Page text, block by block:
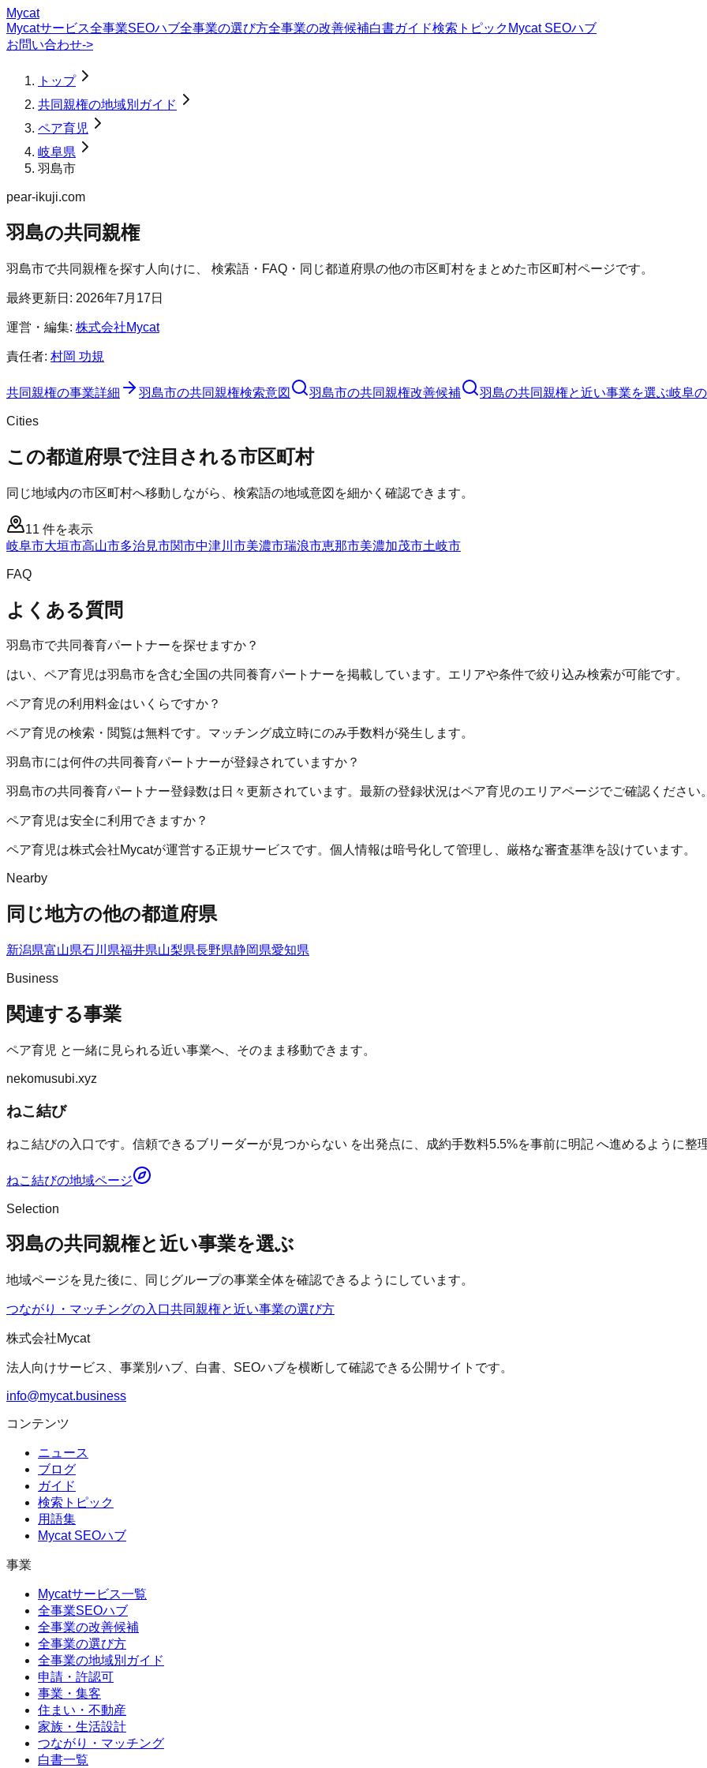
Mycat
Mycatサービス全事業SEOハブ全事業の選び方全事業の改善候補白書ガイド検索トピック Mycat SEOハブ
お問い合わせ->
トップ
共同親権の地域別ガイド
ペア育児
岐阜県
羽島市
pear-ikuji.com
羽島の共同親権
羽島市で共同親権を探す人向けに、 検索語・FAQ・同じ都道府県の他の市区町村をまとめた市区町村ページです。
最終更新日: 2026年7月17日
運営・編集: 株式会社Mycat
責任者: 村岡 功規
共同親権の事業詳細 羽島市の共同親権検索意図 羽島市の共同親権改善候補 羽島の共同親権と近い事業を選ぶ岐阜の
Cities
この都道府県で注目される市区町村
同じ地域内の市区町村へ移動しながら、検索語の地域意図を細かく確認できます。
11 件を表示
岐阜市大垣市高山市多治見市関市中津川市美濃市瑞浪市恵那市美濃加茂市土岐市
FAQ
よくある質問
羽島市で共同養育パートナーを探せますか？
はい、ペア育児は羽島市を含む全国の共同養育パートナーを掲載しています。エリアや条件で絞り込み検索が可能です。
ペア育児の利用料金はいくらですか？
ペア育児の検索・閲覧は無料です。マッチング成立時にのみ手数料が発生します。
羽島市には何件の共同養育パートナーが登録されていますか？
羽島市の共同養育パートナー登録数は日々更新されています。最新の登録状況はペア育児のエリアページでご確認ください。
ペア育児は安全に利用できますか？
ペア育児は株式会社Mycatが運営する正規サービスです。個人情報は暗号化して管理し、厳格な審査基準を設けています。
Nearby
同じ地方の他の都道府県
新潟県富山県石川県福井県山梨県長野県静岡県愛知県
Business
関連する事業
ペア育児 と一緒に見られる近い事業へ、そのまま移動できます。
nekomusubi.xyz
ねこ結び
ねこ結びの入口です。信頼できるブリーダーが見つからない を出発点に、成約手数料5.5%を事前に明記 へ進めるように整
ねこ結びの地域ページ
Selection
羽島の共同親権と近い事業を選ぶ
地域ページを見た後に、同じグループの事業全体を確認できるようにしています。
つながり・マッチングの入口共同親権と近い事業の選び方
株式会社Mycat
法人向けサービス、事業別ハブ、白書、SEOハブを横断して確認できる公開サイトです。
info@mycat.business
コンテンツ
ニュース
ブログ
ガイド
検索トピック
用語集
Mycat SEOハブ
事業
Mycatサービス一覧
全事業SEOハブ
全事業の改善候補
全事業の選び方
全事業の地域別ガイド
申請・許認可
事業・集客
住まい・不動産
家族・生活設計
つながり・マッチング
白書一覧